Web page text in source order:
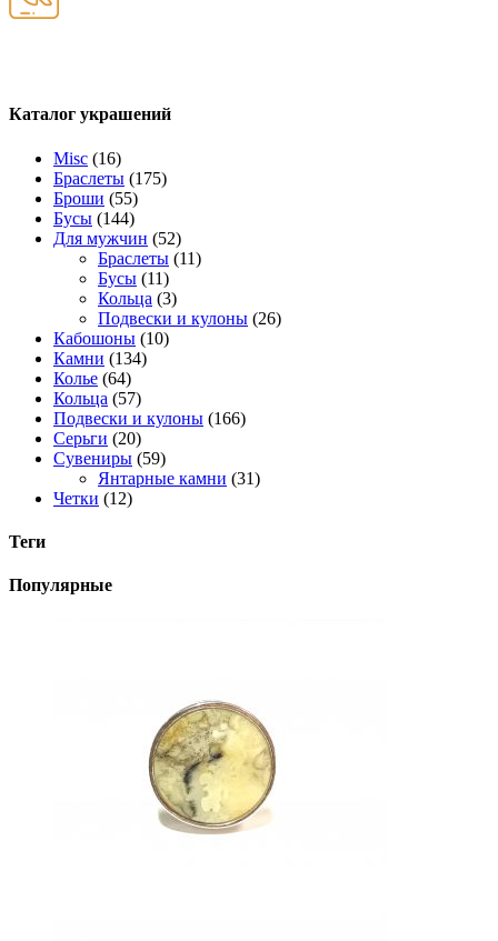
Каталог украшений
Misc (16)
Браслеты (175)
Броши (55)
Бусы (144)
Для мужчин (52)
Браслеты (11)
Бусы (11)
Кольца (3)
Подвески и кулоны (26)
Кабошоны (10)
Камни (134)
Колье (64)
Кольца (57)
Подвески и кулоны (166)
Серьги (20)
Сувениры (59)
Янтарные камни (31)
Четки (12)
Теги
Популярные